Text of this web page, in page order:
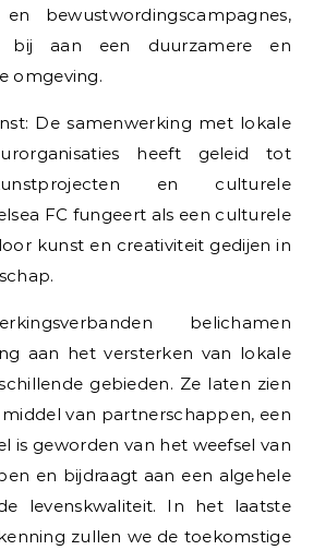
bewustwordingscampagnes,
aan een duurzamere en
omgeving.
De samenwerking met lokale
heeft geleid tot
en culturele
FC fungeert als een culturele
kunst en creativiteit gedijen in
belichamen
aan het versterken van lokale
gebieden. Ze laten zien
van partnerschappen, een
is geworden van het weefsel van
en bijdraagt aan een algehele
levenskwaliteit. In het laatste
zullen we de toekomstige